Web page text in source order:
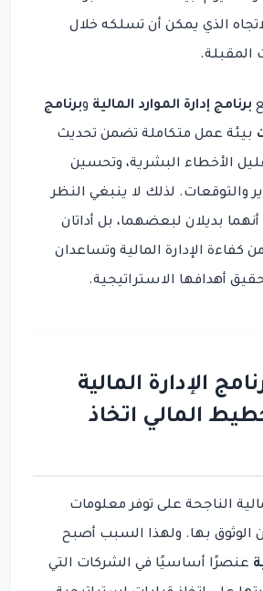
الذي يمكن أن تسلكه خلال
المقبلة.
برنامج إدارة الموارد المالية وبرنامج
بيئة عمل متكاملة تضمن تحديث
الأخطاء البشرية، وتحسين
والتوقعات. لذلك لا ينبغي النظر
أنهما بديلان لبعضهما، بل أداتان
كفاءة الإدارة المالية وتساعدان
أهدافها الاستراتيجية.
الإدارة المالية
المالي اتخاذ
الناجحة على توفر معلومات
الوثوق بها. ولهذا السبب أصبح
عنصرًا أساسيًا في الشركات التي